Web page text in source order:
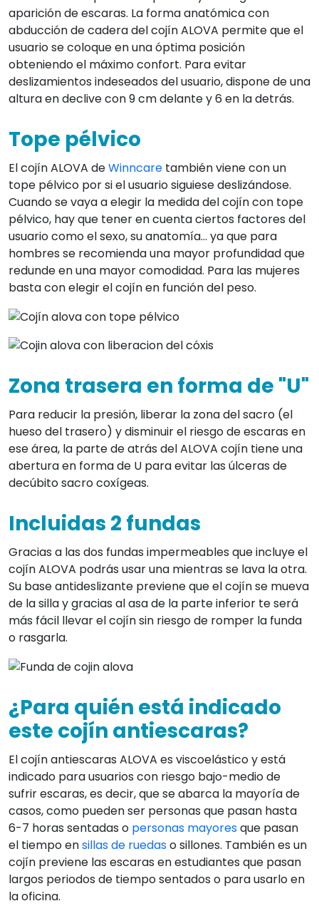
aparición de escaras. La forma anatómica con
abducción de cadera del cojín ALOVA permite que el
usuario se coloque en una óptima posición
obteniendo el máximo confort. Para evitar
deslizamientos indeseados del usuario, dispone de una
altura en declive con 9 cm delante y 6 en la detrás.
Tope pélvico
El cojín ALOVA deWinncare también viene con un
tope pélvico por si el usuario siguiese deslizándose.
Cuando se vaya a elegir la medida del cojín con tope
pélvico, hay que tener en cuenta ciertos factores del
usuario como el sexo, su anatomía… ya que para
hombres se recomienda una mayor profundidad que
redunde en una mayor comodidad. Para las mujeres
basta con elegir el cojín en función del peso.
Zona trasera en forma de "U"
Para reducir la presión, liberar la zona del sacro (el
hueso del trasero) y disminuir el riesgo de escaras en
ese área, la parte de atrás del ALOVA cojín tiene una
abertura en forma de U para evitar las úlceras de
decúbito sacro coxígeas.
Incluidas 2 fundas
Gracias a las dos fundas impermeables que incluye el
cojín ALOVA podrás usar una mientras se lava la otra.
Su base antideslizante previene que el cojín se mueva
de la silla y gracias al asa de la parte inferior te será
más fácil llevar el cojín sin riesgo de romper la funda
o rasgarla.
¿Para quién está indicado
este cojín antiescaras?
El cojín antiescaras ALOVA es viscoelástico y está
indicado para usuarios con riesgo bajo-medio de
sufrir escaras, es decir, que se abarca la mayoría de
casos, como pueden ser personas que pasan hasta
6-7 horas sentadas o personas mayoresque pasan
el tiempo ensillas de ruedaso sillones. También es un
cojín previene las escaras en estudiantes que pasan
largos periodos de tiempo sentados o para usarlo en
la oficina.